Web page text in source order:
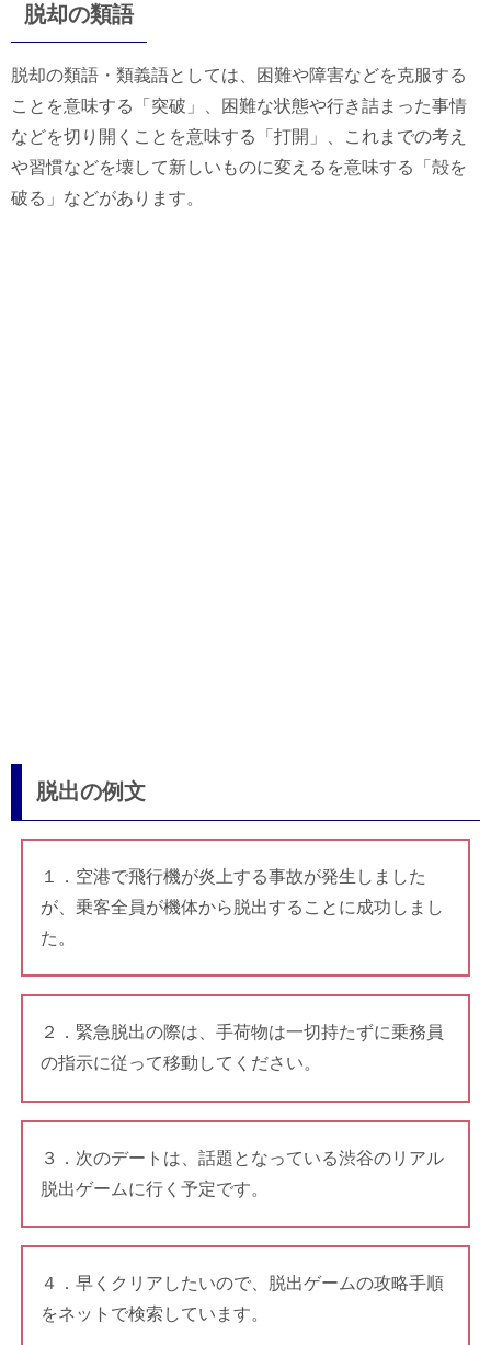
脱却の類語
脱却の類語・類義語としては、困難や障害などを克服する
ことを意味する「突破」、困難な状態や行き詰まった事情
などを切り開くことを意味する「打開」、これまでの考え
や習慣などを壊して新しいものに変えるを意味する「殻を
破る」などがあります。
脱出の例文
１．空港で飛行機が炎上する事故が発生しました
が、乗客全員が機体から脱出することに成功しまし
た。
２．緊急脱出の際は、手荷物は一切持たずに乗務員
の指示に従って移動してください。
３．次のデートは、話題となっている渋谷のリアル
脱出ゲームに行く予定です。
４．早くクリアしたいので、脱出ゲームの攻略手順
をネットで検索しています。